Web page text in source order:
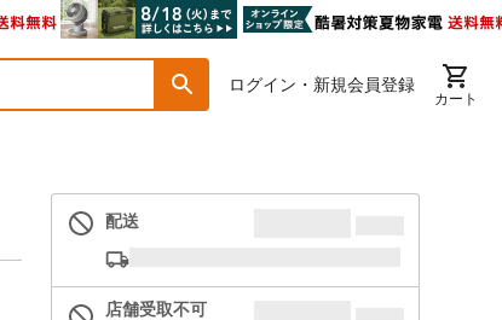
ログイン・新規会員登録
カート
配送
店舗受取不可